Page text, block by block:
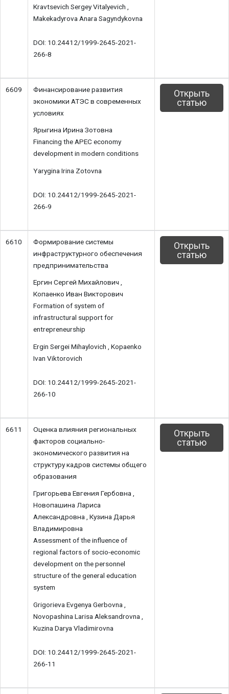
Kravtsevich Sergey Vitalyevich ,
Makekadyrova Anara Sagyndykovna
DOI: 10.24412/1999-2645-2021-
266-8
6609
Финансирование развития
экономики АТЭС в современных
условиях
Ярыгина Ирина Зотовна
Financing the APEC economy
development in modern conditions
Yarygina Irina Zotovna
DOI: 10.24412/1999-2645-2021-
266-9
Открыть
статью
6610
Формирование системы
инфраструктурного обеспечения
предпринимательства
Ергин Сергей Михайлович ,
Копаенко Иван Викторович
Formation of system of
infrastructural support for
entrepreneurship
Ergin Sergei Mihaylovich , Kopaenko
Ivan Viktorovich
DOI: 10.24412/1999-2645-2021-
266-10
Открыть
статью
6611
Оценка влияния региональных
факторов социально-
экономического развития на
структуру кадров системы общего
образования
Григорьева Евгения Гербовна ,
Новопашина Лариса
Александровна , Кузина Дарья
Владимировна
Assessment of the influence of
regional factors of socio-economic
development on the personnel
structure of the general education
system
Grigorieva Evgenya Gerbovna ,
Novopashina Larisa Aleksandrovna ,
Kuzina Darya Vladimirovna
DOI: 10.24412/1999-2645-2021-
266-11
Открыть
статью